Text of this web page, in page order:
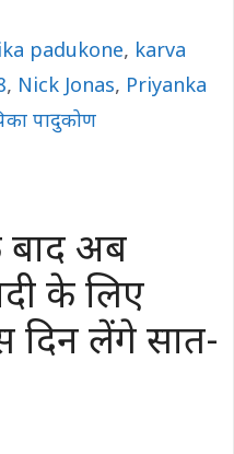
padukone, karva
, Nick Jonas, Priyanka
पादुकोण
बाद अब
के लिए
दिन लेंगे सात-